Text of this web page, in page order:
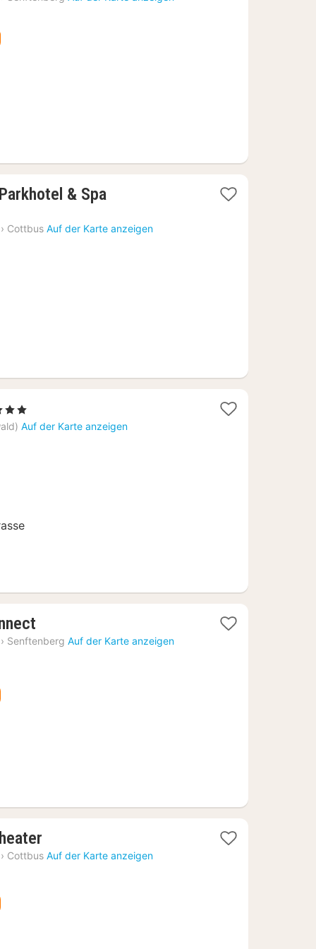
& Spa
› Cottbus Auf der Karte anzeigen
Auf der Karte anzeigen
Nacht
› Senftenberg Auf der Karte anzeigen
Nacht
› Cottbus Auf der Karte anzeigen